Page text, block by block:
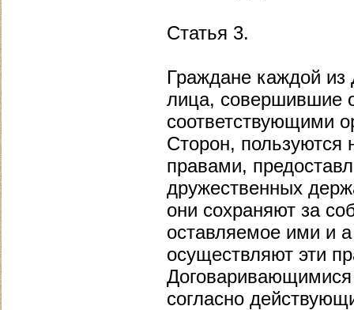
Статья 3.
Граждане каждой
лица, совершившие
соответствующими
Сторон, пользуются
правами,
дружественных
они сохраняют за
оставляемое ими и а
осуществляют эти
согласно